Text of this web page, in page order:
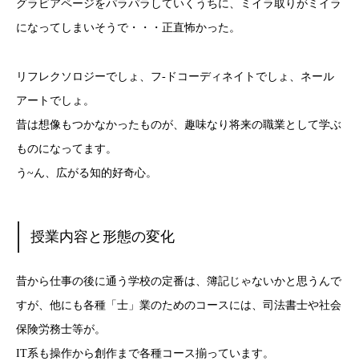
グラビアページをパラパラしていくうちに、ミイラ取りがミイラ
になってしまいそうで・・・正直怖かった。
リフレクソロジーでしょ、フ-ドコーディネイトでしょ、ネール
アートでしょ。
昔は想像もつかなかったものが、趣味なり将来の職業として学ぶ
ものになってます。
う~ん、広がる知的好奇心。
授業内容と形態の変化
昔から仕事の後に通う学校の定番は、簿記じゃないかと思うんで
すが、他にも各種「士」業のためのコースには、司法書士や社会
保険労務士等が。
IT系も操作から創作まで各種コース揃っています。